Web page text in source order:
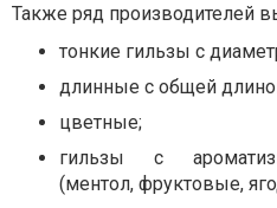
Также ряд производителей
тонкие гильзы с
длинные с общей
цветные;
гильзы с
(ментол, фруктовые,